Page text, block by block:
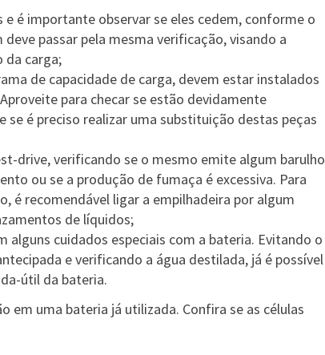
é importante observar se eles cedem, conforme o
passar pela mesma verificação, visando a
da carga;
de capacidade de carga, devem estar instalados
para checar se estão devidamente
se é preciso realizar uma substituição destas peças
drive, verificando se o mesmo emite algum barulho
ou se a produção de fumaça é excessiva. Para
é recomendável ligar a empilhadeira por algum
de líquidos;
alguns cuidados especiais com a bateria. Evitando o
e verificando a água destilada, já é possível
útil da bateria.
em uma bateria já utilizada. Confira se as células